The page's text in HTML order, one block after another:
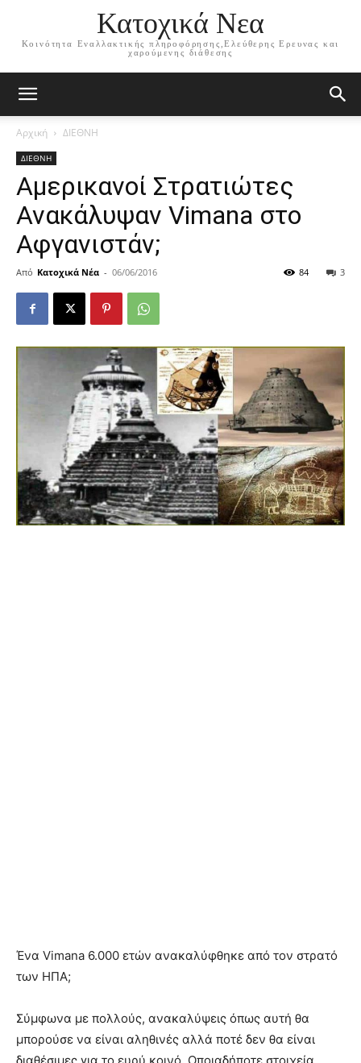
Κατοχικά Νεα
Κοινότητα Εναλλακτικής πληροφόρησης,Ελεύθερης Ερευνας και
χαρούμενης διάθεσης
Αρχική ΔΙΕΘΝΗ
ΔΙΕΘΝΗ
Αμερικανοί Στρατιώτες
Ανακάλυψαν Vimana στο
Αφγανιστάν;
Από Κατοχικά Νέα - 06/06/2016 3
84
Ένα Vimana 6.000 ετών ανακαλύφθηκε από τον στρατό
των ΗΠΑ;
Σύμφωνα με πολλούς, ανακαλύψεις όπως αυτή θα
μπορούσε να είναι αληθινές αλλά ποτέ δεν θα είναι